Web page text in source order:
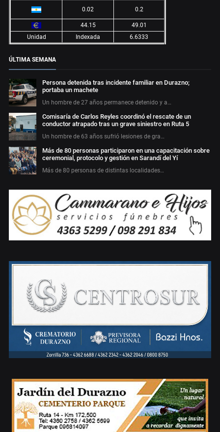
0.02 0.2
44.15
49.01
Unidad
Indexada 6.6333
ÚLTIMA SEMANA
Persona detenida tras incidente familiar en Durazno;
portaba un machete
Un hombre de 27 años permanece detenido y a…
Comisaría de Carlos Reyles coordinó el rescate de un
conductor atrapado tras un grave siniestro en Ruta 5
Un hombre de 63 años sufrió lesiones de gra…
Más de 80 personas participaron en una capacitación sobre
ceremonial, protocolo y gestión en Sarandí del Yí
Más de 80 personas de distintas localidades…